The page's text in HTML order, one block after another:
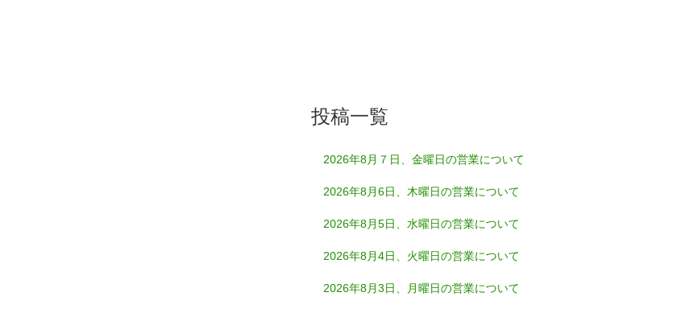
投稿一覧
2026年8月７日、金曜日の営業について
2026年8月6日、木曜日の営業について
2026年8月5日、水曜日の営業について
2026年8月4日、火曜日の営業について
2026年8月3日、月曜日の営業について